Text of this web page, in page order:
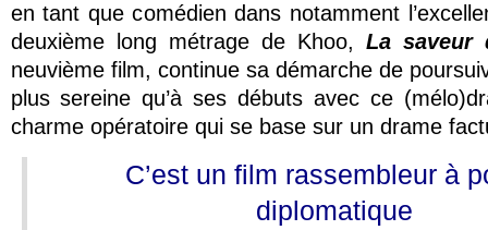
en tant que comédien dans notamment
deuxième long métrage de Khoo,La saveur
neuvième film, continue sa démarche de
plus sereine qu’à ses débuts avec ce
charme opératoire qui se base sur un drame
C’est un film rassembleur à
diplomatique